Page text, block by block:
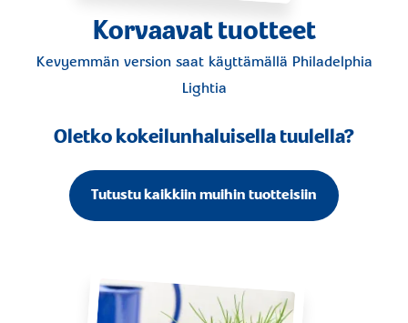
Korvaavat tuotteet
Kevyemmän version saat käyttämällä Philadelphia
Lightia
Oletko kokeilunhaluisella tuulella?
Tutustu kaikkiin muihin tuotteisiin